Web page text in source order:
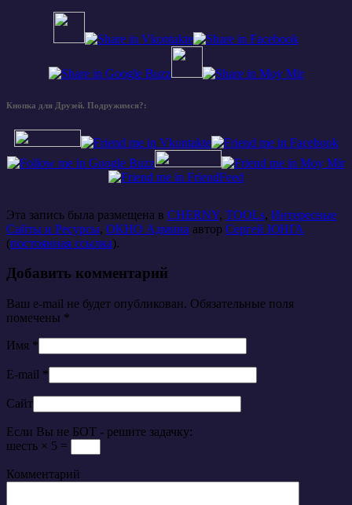
Кнопка для Друзей. Подружимся?:
Эта запись была размещена в CHERNY, TOOLs, Интересные
Сайты и Ресурсы, ОКНО Админа автор Сергей ЮНГА
(постоянная ссылка).
Добавить комментарий
Ваш e-mail не будет опубликован. Обязательные поля
помечены *
Имя *
E-mail *
Сайт
Если Вы не БОТ - решите задачку:
шесть × 5 =
Комментарий